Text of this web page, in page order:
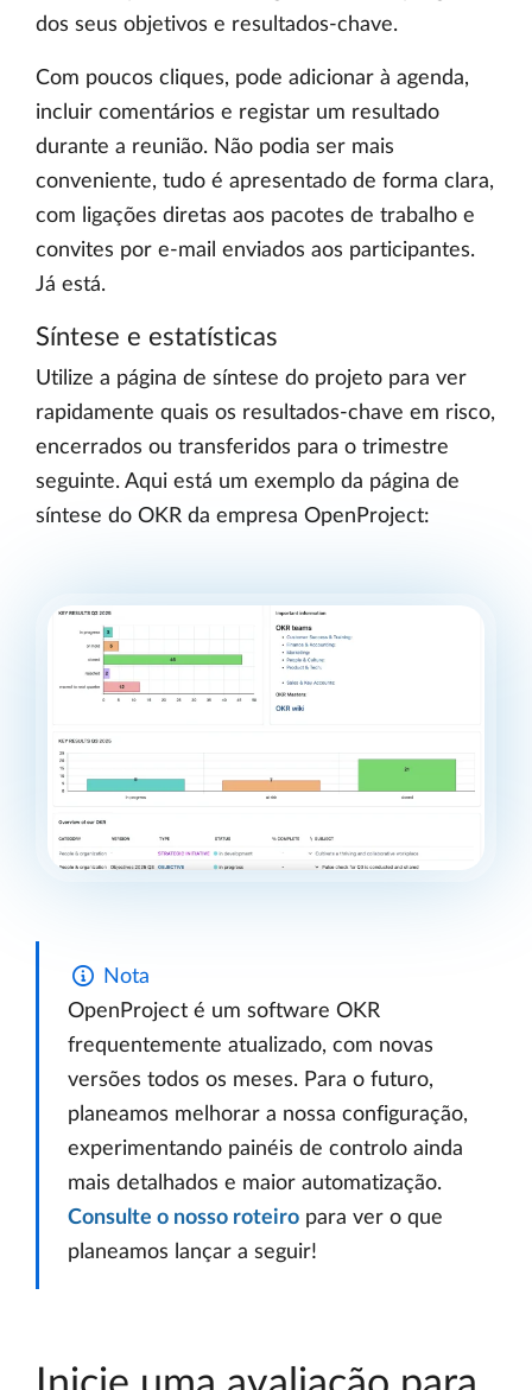
dos seus objetivos e resultados-chave.
Com poucos cliques, pode adicionar à agenda,
incluir comentários e registar um resultado
durante a reunião. Não podia ser mais
conveniente, tudo é apresentado de forma clara,
com ligações diretas aos pacotes de trabalho e
convites por e-mail enviados aos participantes.
Já está.
Síntese e estatísticas
Utilize a página de síntese do projeto para ver
rapidamente quais os resultados-chave em risco,
encerrados ou transferidos para o trimestre
seguinte. Aqui está um exemplo da página de
síntese do OKR da empresa OpenProject:
Nota
OpenProject é um software OKR
frequentemente atualizado, com novas
versões todos os meses. Para o futuro,
planeamos melhorar a nossa configuração,
experimentando painéis de controlo ainda
mais detalhados e maior automatização.
Consulte o nosso roteiro para ver o que
planeamos lançar a seguir!